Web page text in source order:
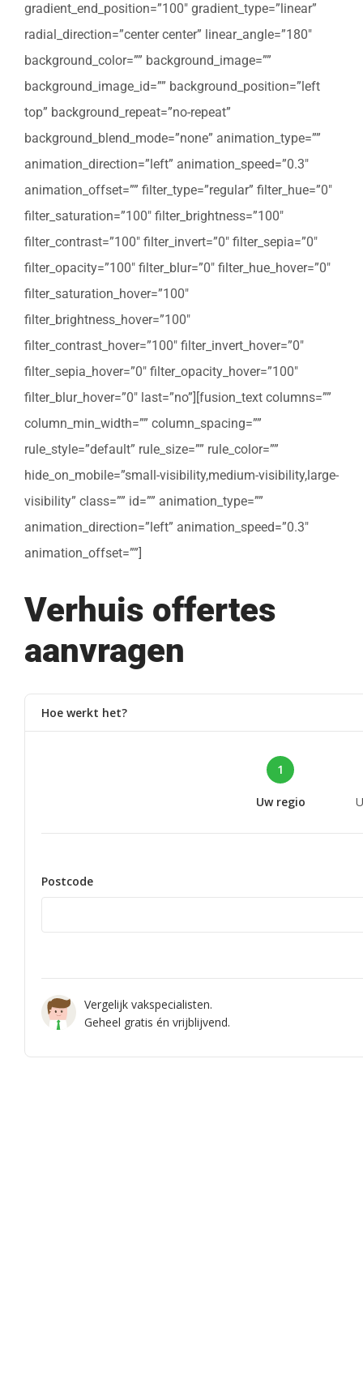
gradient_end_position=”100″ gradient_type=”linear”
radial_direction=”center center” linear_angle=”180″
background_color=”” background_image=””
background_image_id=”” background_position=”left
top” background_repeat=”no-repeat”
background_blend_mode=”none” animation_type=””
animation_direction=”left” animation_speed=”0.3″
animation_offset=”” filter_type=”regular” filter_hue=”0″
filter_saturation=”100″ filter_brightness=”100″
filter_contrast=”100″ filter_invert=”0″ filter_sepia=”0″
filter_opacity=”100″ filter_blur=”0″ filter_hue_hover=”0″
filter_saturation_hover=”100″
filter_brightness_hover=”100″
filter_contrast_hover=”100″ filter_invert_hover=”0″
filter_sepia_hover=”0″ filter_opacity_hover=”100″
filter_blur_hover=”0″ last=”no”][fusion_text columns=””
column_min_width=”” column_spacing=””
rule_style=”default” rule_size=”” rule_color=””
hide_on_mobile=”small-visibility,medium-visibility,large-
visibility” class=”” id=”” animation_type=””
animation_direction=”left” animation_speed=”0.3″
animation_offset=””]
Verhuis offertes
aanvragen